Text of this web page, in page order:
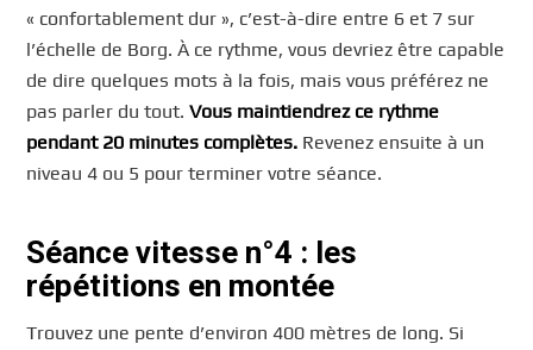
« confortablement dur », c’est-à-dire entre 6 et 7 sur
l’échelle de Borg. À ce rythme, vous devriez être capable
de dire quelques mots à la fois, mais vous préférez ne
pas parler du tout.Vous maintiendrez ce rythme
pendant 20 minutes complètes. Revenez ensuite à un
niveau 4 ou 5 pour terminer votre séance.
Séance vitesse n°4 : les
répétitions en montée
Trouvez une pente d’environ 400 mètres de long. Si